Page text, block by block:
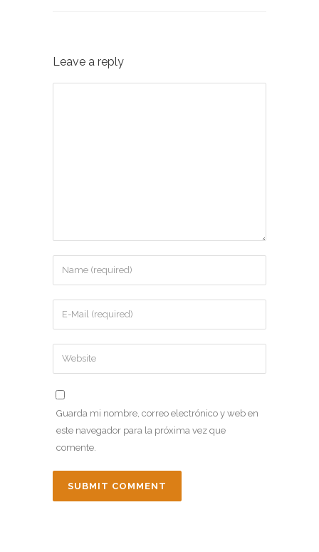
Leave a reply
Guarda mi nombre, correo electrónico y web en
este navegador para la próxima vez que
comente.